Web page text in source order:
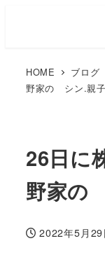
HOME ブログ
野家の シン.親
26日に
野家の
投稿日
2022年5月29